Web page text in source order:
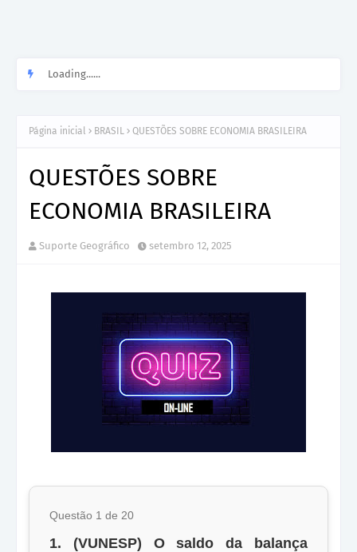
Loading......
Página inicial BRASIL QUESTÕES SOBRE ECONOMIA BRASILEIRA
QUESTÕES SOBRE
ECONOMIA BRASILEIRA
Suporte Geográfico setembro 12, 2025
Questão 1 de 20
1. (VUNESP) O saldo da balança